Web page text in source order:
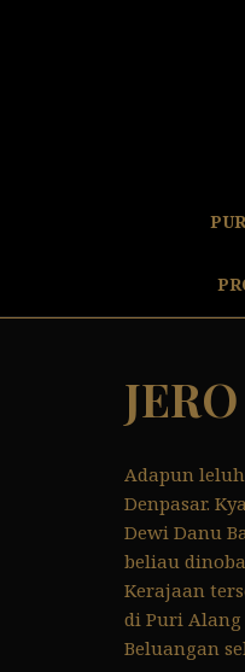
Adapun
Denpasar.
Dewi Danu
beliau
Kerajaan
di Puri Alang
Beluangan